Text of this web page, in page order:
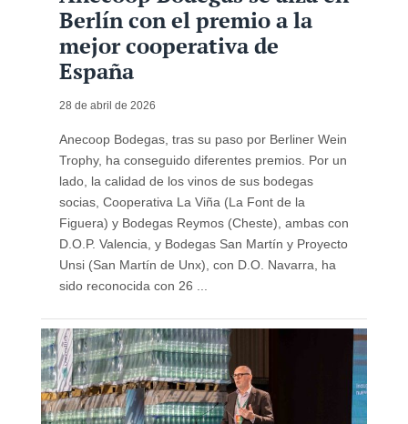
Berlín con el premio a la
mejor cooperativa de
España
28 de abril de 2026
Anecoop Bodegas, tras su paso por Berliner Wein
Trophy, ha conseguido diferentes premios. Por un
lado, la calidad de los vinos de sus bodegas
socias, Cooperativa La Viña (La Font de la
Figuera) y Bodegas Reymos (Cheste), ambas con
D.O.P. Valencia, y Bodegas San Martín y Proyecto
Unsi (San Martín de Unx), con D.O. Navarra, ha
sido reconocida con 26 ...